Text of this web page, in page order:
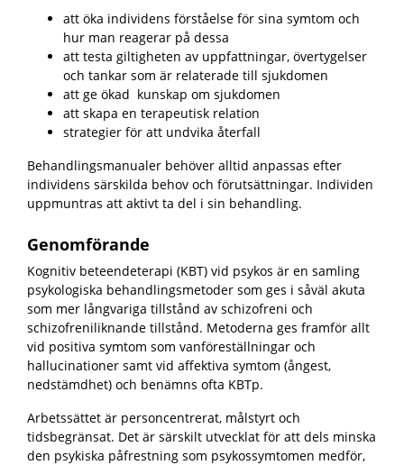
att öka individens förståelse för sina symtom och
hur man reagerar på dessa
att testa giltigheten av uppfattningar, övertygelser
och tankar som är relaterade till sjukdomen
att ge ökad kunskap om sjukdomen
att skapa en terapeutisk relation
strategier för att undvika återfall
Behandlingsmanualer behöver alltid anpassas efter
individens särskilda behov och förutsättningar. Individen
uppmuntras att aktivt ta del i sin behandling.
Genomförande
Kognitiv beteendeterapi (KBT) vid psykos är en samling
psykologiska behandlingsmetoder som ges i såväl akuta
som mer långvariga tillstånd av schizofreni och
schizofreniliknande tillstånd. Metoderna ges framför allt
vid positiva symtom som vanföreställningar och
hallucinationer samt vid affektiva symtom (ångest,
nedstämdhet) och benämns ofta KBTp.
Arbetssättet är personcentrerat, målstyrt och
tidsbegränsat. Det är särskilt utvecklat för att dels minska
den psykiska påfrestning som psykossymtomen medför,